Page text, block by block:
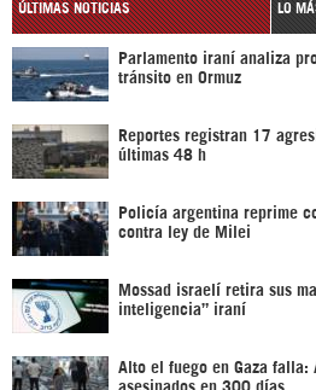
ÚLTIMAS NOTICIAS LO
Parlamento iraní analiza
tránsito en Ormuz
Reportes registran 17
últimas 48 h
Policía argentina reprime
contra ley de Milei
Mossad israelí retira sus
inteligencia” iraní
Alto el fuego en Gaza falla:
asesinados en 300 días